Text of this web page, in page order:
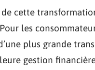
de cette
les
plus grande
gestion